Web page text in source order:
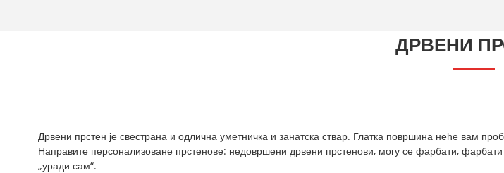
ДРВЕНИ
Дрвени прстен је свестрана и одлична уметничка и занатска ствар. Глатка површина неће вам
Направите персонализоване прстенове: недовршени дрвени прстенови, могу се фарбати,
„уради сам“.